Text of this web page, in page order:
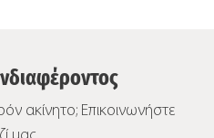
ακίνητο; Επικοινωνήστε